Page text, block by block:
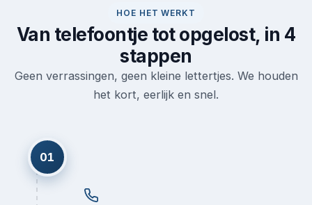
HOE HET WERKT
Van telefoontje tot opgelost, in 4
stappen
Geen verrassingen, geen kleine lettertjes. We houden
het kort, eerlijk en snel.
01